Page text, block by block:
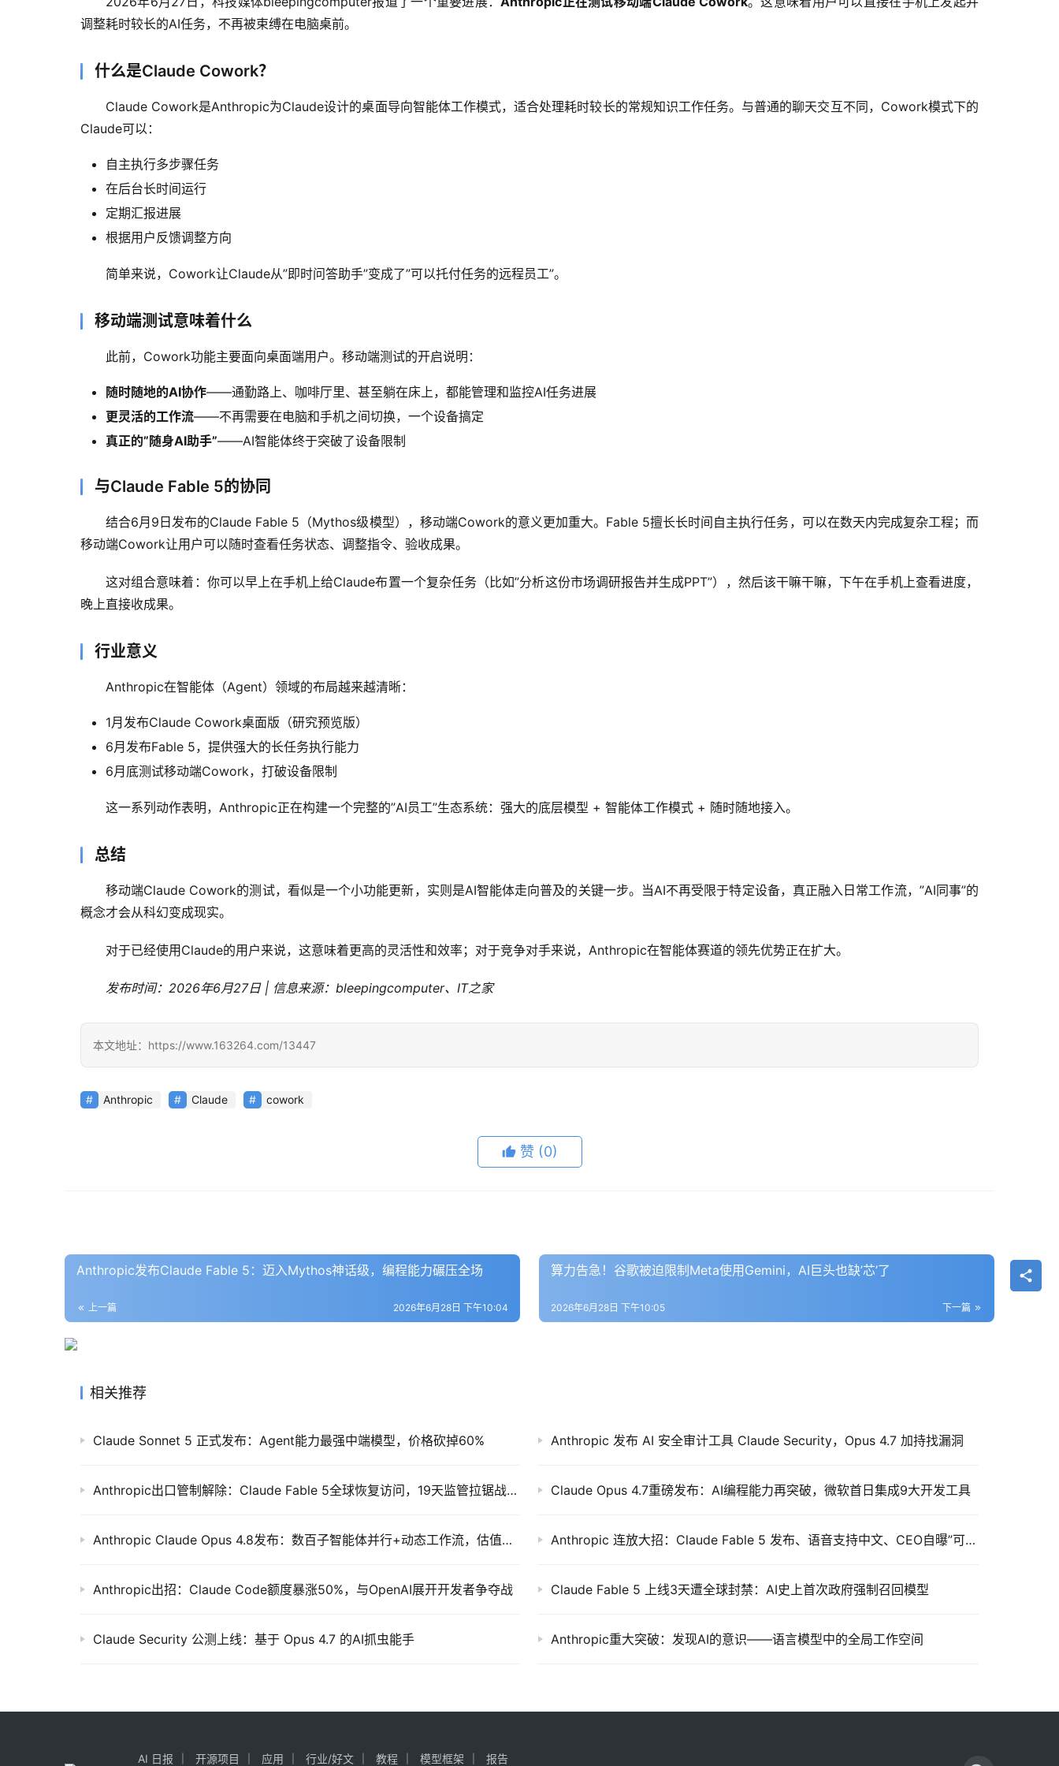
调整耗时较长的AI任务，不再被束缚在电脑桌前。
什么是Claude Cowork？
Claude Cowork是Anthropic为Claude设计的桌面导向智能体工作模式，适合处理耗时较长的常规知识工作任务。与普通的聊天交互不同，Cowork模式下的
Claude可以：
自主执行多步骤任务
在后台长时间运行
定期汇报进展
根据用户反馈调整方向
简单来说，Cowork让Claude从”即时问答助手”变成了”可以托付任务的远程员工”。
移动端测试意味着什么
此前，Cowork功能主要面向桌面端用户。移动端测试的开启说明：
随时随地的AI协作——通勤路上、咖啡厅里、甚至躺在床上，都能管理和监控AI任务进展
更灵活的工作流——不再需要在电脑和手机之间切换，一个设备搞定
真正的”随身AI助手”——AI智能体终于突破了设备限制
与Claude Fable 5的协同
结合6月9日发布的Claude Fable 5（Mythos级模型），移动端Cowork的意义更加重大。Fable 5擅长长时间自主执行任务，可以在数天内完成复杂工程；而
移动端Cowork让用户可以随时查看任务状态、调整指令、验收成果。
这对组合意味着：你可以早上在手机上给Claude布置一个复杂任务（比如”分析这份市场调研报告并生成PPT”），然后该干嘛干嘛，下午在手机上查看进度，
晚上直接收成果。
行业意义
Anthropic在智能体（Agent）领域的布局越来越清晰：
1月发布Claude Cowork桌面版（研究预览版）
6月发布Fable 5，提供强大的长任务执行能力
6月底测试移动端Cowork，打破设备限制
这一系列动作表明，Anthropic正在构建一个完整的”AI员工”生态系统：强大的底层模型 + 智能体工作模式 + 随时随地接入。
总结
移动端Claude Cowork的测试，看似是一个小功能更新，实则是AI智能体走向普及的关键一步。当AI不再受限于特定设备，真正融入日常工作流，”AI同事”的
概念才会从科幻变成现实。
对于已经使用Claude的用户来说，这意味着更高的灵活性和效率；对于竞争对手来说，Anthropic在智能体赛道的领先优势正在扩大。
发布时间：2026年6月27日 | 信息来源：bleepingcomputer、IT之家
本文地址：https://www.163264.com/13447
Anthropic Claude cowork
赞 (0)
Anthropic发布Claude Fable 5：迈入Mythos神话级，编程能力碾压全场
上一篇 2026年6月28日 下午10:04
算力告急！谷歌被迫限制Meta使用Gemini，AI巨头也缺’芯’了
下一篇
2026年6月28日 下午10:05
相关推荐
Claude Sonnet 5 正式发布：Agent能力最强中端模型，价格砍掉60% Anthropic 发布 AI 安全审计工具 Claude Security，Opus 4.7 加持找漏洞
Anthropic出口管制解除：Claude Fable 5全球恢复访问，19天监管拉锯战落幕 Claude Opus 4.7重磅发布：AI编程能力再突破，微软首日集成9大开发工具
Anthropic Claude Opus 4.8发布：数百子智能体并行+动态工作流，估值逼近9650亿美元 Anthropic 连放大招：Claude Fable 5 发布、语音支持中文、CEO自曝”可被解雇”
Anthropic出招：Claude Code额度暴涨50%，与OpenAI展开开发者争夺战 Claude Fable 5 上线3天遭全球封禁：AI史上首次政府强制召回模型
Claude Security 公测上线：基于 Opus 4.7 的AI抓虫能手 Anthropic重大突破：发现AI的意识——语言模型中的全局工作空间
AI 日报 开源项目 应用 行业/好文 教程 模型框架 报告